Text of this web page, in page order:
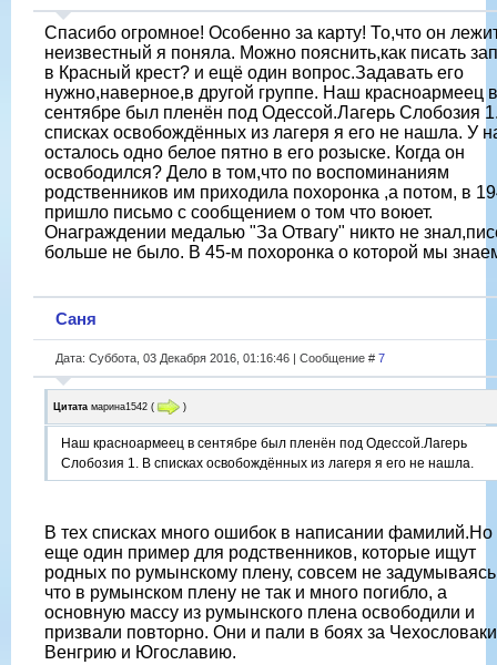
Спасибо огромное! Особенно за карту! То,что он
неизвестный я поняла. Можно пояснить,как писать
в Красный крест? и ещё один вопрос.Задавать его
нужно,наверное,в другой группе. Наш красноармеец в
сентябре был пленён под Одессой.Лагерь Слобозия
списках освобождённых из лагеря я его не нашла. У
осталось одно белое пятно в его розыске. Когда он
освободился? Дело в том,что по воспоминаниям
родственников им приходила похоронка ,а потом, в
пришло письмо с сообщением о том что воюет.
Онаграждении медалью "За Отвагу" никто не
больше не было. В 45-м похоронка о которой мы
Саня
Дата: Суббота, 03 Декабря 2016, 01:16:46 | Сообщение # 7
Цитата марина1542 ( )
Наш красноармеец в сентябре был пленён под Одессой.Лагерь
Слобозия 1. В списках освобождённых из лагеря я его не нашла.
В тех списках много ошибок в написании фамилий.Но
еще один пример для родственников, которые ищут
родных по румынскому плену, совсем не
что в румынском плену не так и много погибло, а
основную массу из румынского плена освободили и
призвали повторно. Они и пали в боях за
Венгрию и Югославию.